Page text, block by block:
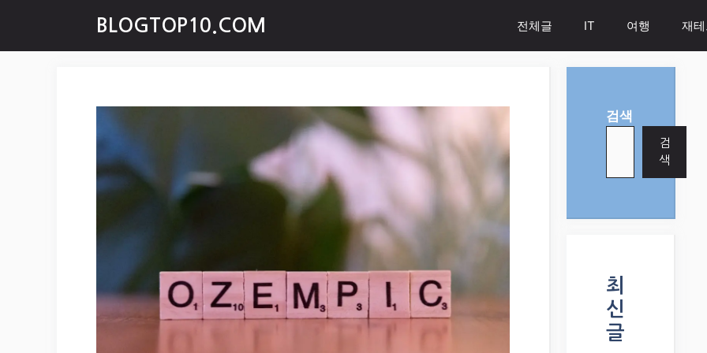
content
BLOGTOP10.COM 전체글 IT 여행 재
검색
검
색
최
신
글